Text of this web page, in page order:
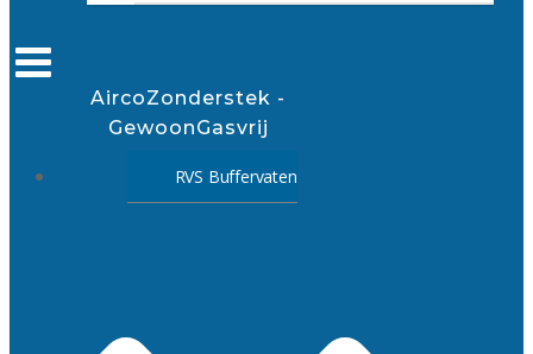
AircoZonderstek -
GewoonGasvrij
RVS Buffervaten